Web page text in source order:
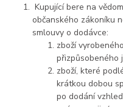
Kupující bere na
občanského zákoníku
smlouvy o dodávce:
zboží
přizpůsobeného
zboží, které
krátkou dobou
po dodání